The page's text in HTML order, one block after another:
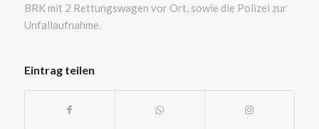
BRK mit 2 Rettungswagen vor Ort, sowie die Polizei zur
Unfallaufnahme.
Eintrag teilen